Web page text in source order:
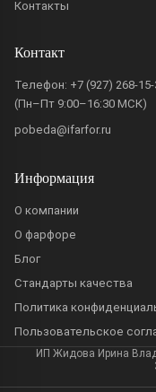
Контакты
Контакт
Телефон: +7 (927) 268-
(Пн–Пт 9:00–16:30 МСК)
pobeda@ifarfor.ru
Информация
О компании
О фарфоре
Блог
Стандарты качества
Политика
Пользовательское
ИП Жидова Ирина